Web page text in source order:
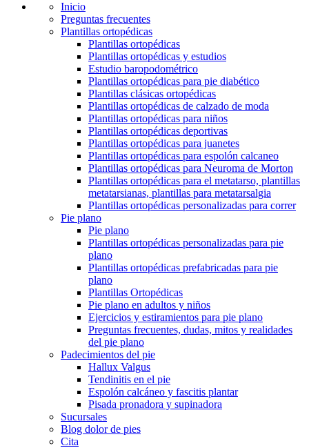
Inicio
Preguntas frecuentes
Plantillas ortopédicas
Plantillas ortopédicas
Plantillas ortopédicas y estudios
Estudio baropodométrico
Plantillas ortopédicas para pie diabético
Plantillas clásicas ortopédicas
Plantillas ortopédicas de calzado de moda
Plantillas ortopédicas para niños
Plantillas ortopédicas deportivas
Plantillas ortopédicas para juanetes
Plantillas ortopédicas para espolón calcaneo
Plantillas ortopédicas para Neuroma de Morton
Plantillas ortopédicas para el metatarso, plantillas
metatarsianas, plantillas para metatarsalgia
Plantillas ortopédicas personalizadas para correr
Pie plano
Pie plano
Plantillas ortopédicas personalizadas para pie
plano
Plantillas ortopédicas prefabricadas para pie
plano
Plantillas Ortopédicas
Pie plano en adultos y niños
Ejercicios y estiramientos para pie plano
Preguntas frecuentes, dudas, mitos y realidades
del pie plano
Padecimientos del pie
Hallux Valgus
Tendinitis en el pie
Espolón calcáneo y fascitis plantar
Pisada pronadora y supinadora
Sucursales
Blog dolor de pies
Cita